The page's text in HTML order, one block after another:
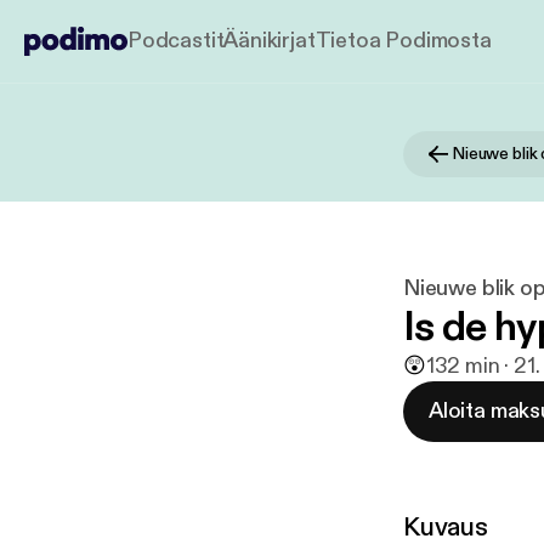
PodcastitÄänikirjatTietoa Podimosta
Nieuwe blik
Nieuwe blik
Is de
😲132 min ·
Aloita
Kuvaus